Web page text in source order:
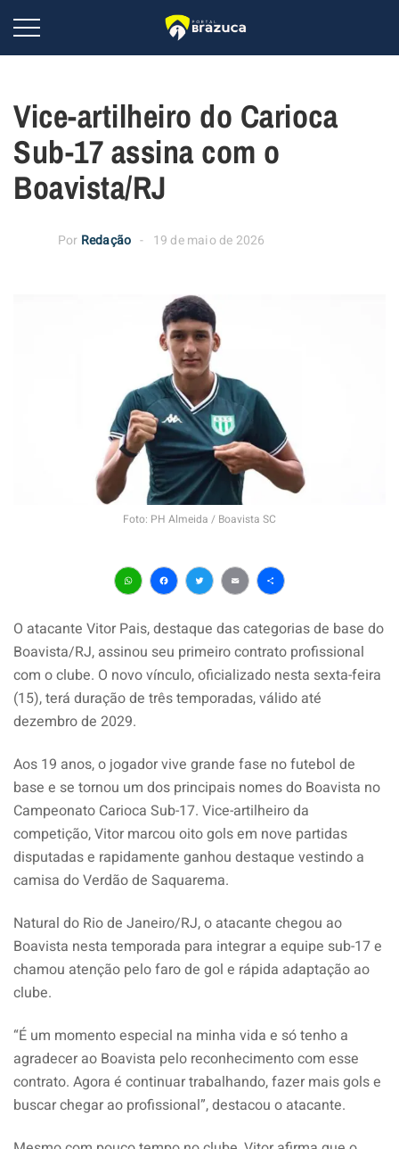
Vice-artilheiro do Carioca
Sub-17 assina com o
Boavista/RJ
Por Redação 19 de maio de 2026
Foto: PH Almeida / Boavista SC
WhatsApp
Facebook
Twitter
EmailShare
O atacante Vitor Pais, destaque das categorias de base do
Boavista/RJ, assinou seu primeiro contrato profissional
com o clube. O novo vínculo, oficializado nesta sexta-feira
(15), terá duração de três temporadas, válido até
dezembro de 2029.
Aos 19 anos, o jogador vive grande fase no futebol de
base e se tornou um dos principais nomes do Boavista no
Campeonato Carioca Sub-17. Vice-artilheiro da
competição, Vitor marcou oito gols em nove partidas
disputadas e rapidamente ganhou destaque vestindo a
camisa do Verdão de Saquarema.
Natural do Rio de Janeiro/RJ, o atacante chegou ao
Boavista nesta temporada para integrar a equipe sub-17 e
chamou atenção pelo faro de gol e rápida adaptação ao
clube.
“É um momento especial na minha vida e só tenho a
agradecer ao Boavista pelo reconhecimento com esse
contrato. Agora é continuar trabalhando, fazer mais gols e
buscar chegar ao profissional”, destacou o atacante.